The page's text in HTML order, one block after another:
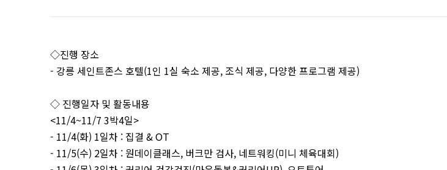
◇진행 장소
- 강릉 세인트존스 호텔(1인 1실 숙소 제공, 조식 제공, 다양한 프로그램 제공)
◇ 진행일자 및 활동내용
<11/4~11/7 3박4일>
- 11/4(화) 1일차 : 집결 & OT
- 11/5(수) 2일차 : 원데이클래스, 버크만 검사, 네트워킹(미니 체육대회)